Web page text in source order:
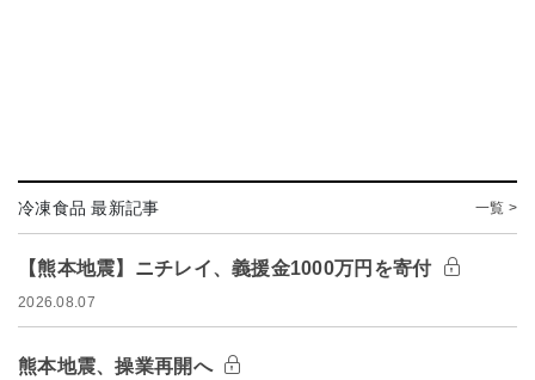
冷凍食品 最新記事 一覧 >
【熊本地震】ニチレイ、義援金1000万円を寄付
2026.08.07
熊本地震、操業再開へ